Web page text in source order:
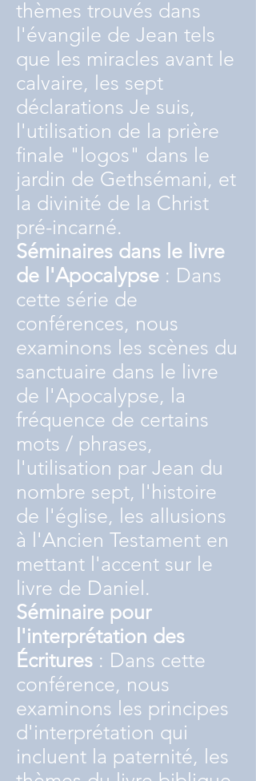
thèmes trouvés dans
l'évangile de Jean tels
que les miracles avant le
calvaire, les sept
déclarations Je suis,
l'utilisation de la prière
finale "logos" dans le
jardin de Gethsémani, et
la divinité de la Christ
pré-incarné.
Séminaires dans le livre
de l'Apocalypse : Dans
cette série de
conférences, nous
examinons les scènes du
sanctuaire dans le livre
de l'Apocalypse, la
fréquence de certains
mots / phrases,
l'utilisation par Jean du
nombre sept, l'histoire
de l'église, les allusions
à l'Ancien Testament en
mettant l'accent sur le
livre de Daniel.
Séminaire pour
l'interprétation des
Écritures : Dans cette
conférence, nous
examinons les principes
d'interprétation qui
incluent la paternité, les